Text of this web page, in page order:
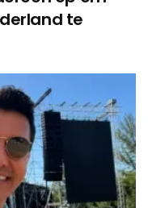
te